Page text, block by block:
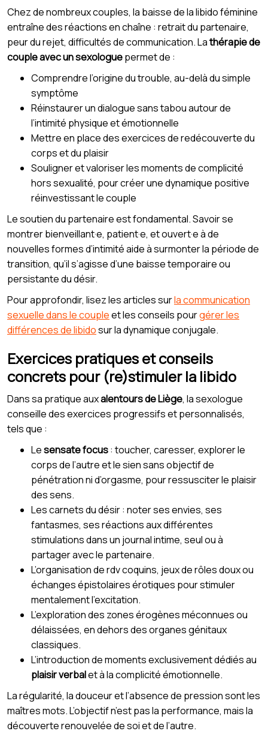
Chez de nombreux couples, la baisse de la libido féminine
entraîne des réactions en chaîne : retrait du partenaire,
peur du rejet, difficultés de communication. Lathérapie de
couple avec un sexologuepermet de :
Comprendre l’origine du trouble, au-delà du simple
symptôme
Réinstaurer un dialogue sans tabou autour de
l’intimité physique et émotionnelle
Mettre en place des exercices de redécouverte du
corps et du plaisir
Souligner et valoriser les moments de complicité
hors sexualité, pour créer une dynamique positive
réinvestissant le couple
Le soutien du partenaire est fondamental. Savoir se
montrer bienveillant·e, patient·e, et ouvert·e à de
nouvelles formes d’intimité aide à surmonter la période de
transition, qu’il s’agisse d’une baisse temporaire ou
persistante du désir.
Pour approfondir, lisez les articles surla communication
sexuelle dans le coupleet les conseils pourgérer les
différences de libidosur la dynamique conjugale.
Exercices pratiques et conseils
concrets pour (re)stimuler la libido
Dans sa pratique auxalentours de Liège, la sexologue
conseille des exercices progressifs et personnalisés,
tels que :
Lesensate focus: toucher, caresser, explorer le
corps de l’autre et le sien sans objectif de
pénétration ni d’orgasme, pour ressusciter le plaisir
des sens.
Les carnets du désir : noter ses envies, ses
fantasmes, ses réactions aux différentes
stimulations dans un journal intime, seul ou à
partager avec le partenaire.
L’organisation de rdv coquins, jeux de rôles doux ou
échanges épistolaires érotiques pour stimuler
mentalement l’excitation.
L’exploration des zones érogènes méconnues ou
délaissées, en dehors des organes génitaux
classiques.
L’introduction de moments exclusivement dédiés au
plaisir verbalet à la complicité émotionnelle.
La régularité, la douceur et l’absence de pression sont les
maîtres mots. L’objectif n’est pas la performance, mais la
découverte renouvelée de soi et de l’autre.